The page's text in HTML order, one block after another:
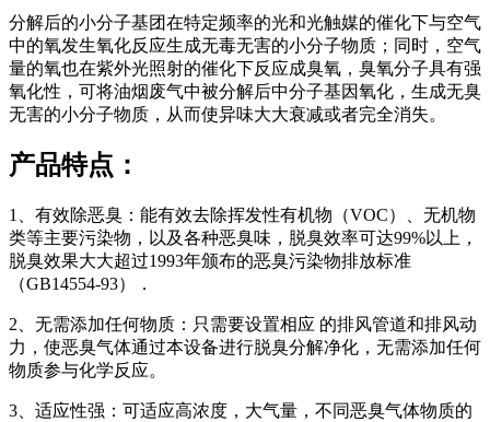
分解后的小分子基团在特定频率的光和光触媒的催化下与空气
中的氧发生氧化反应生成无毒无害的小分子物质；同时，空气
量的氧也在紫外光照射的催化下反应成臭氧，臭氧分子具有强
氧化性，可将油烟废气中被分解后中分子基因氧化，生成无臭
无害的小分子物质，从而使异味大大衰减或者完全消失。
产品特点：
1、有效除恶臭：能有效去除挥发性有机物（VOC）、无机物
类等主要污染物，以及各种恶臭味，脱臭效率可达99%以上，
脱臭效果大大超过1993年颁布的恶臭污染物排放标准
（GB14554-93）．
2、无需添加任何物质：只需要设置相应 的排风管道和排风动
力，使恶臭气体通过本设备进行脱臭分解净化，无需添加任何
物质参与化学反应。
3、适应性强：可适应高浓度，大气量，不同恶臭气体物质的